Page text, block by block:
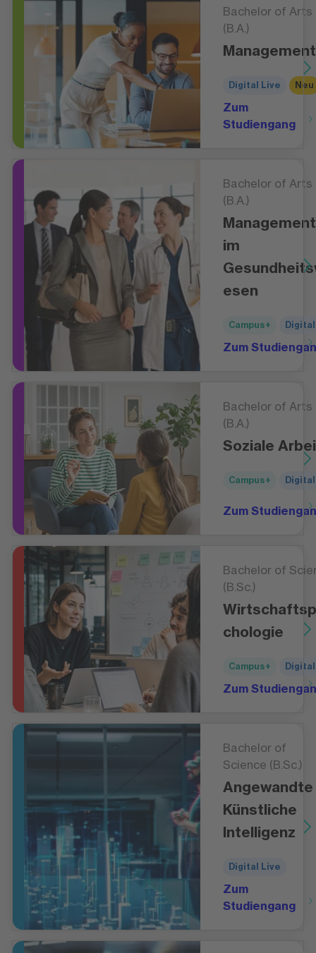
Bachelor of Arts
(B.A.)
Management
Digital Live Neu
Zum
Studiengang
Bachelor of Arts
(B.A.)
Management
im
esen
Campus+
Zum
Bachelor of Arts
(B.A.)
Soziale
Campus+
Zum
Bachelor of
(B.Sc.)
chologie
Campus+
Zum
Bachelor of
Science (B.Sc.)
Angewandte
Künstliche
Intelligenz
Digital Live
Zum
Studiengang